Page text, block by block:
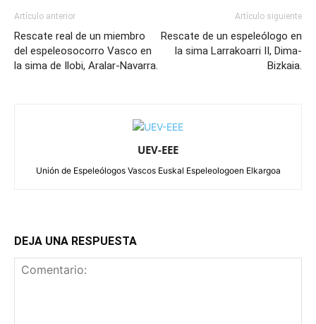
Artículo anterior
Rescate real de un miembro
del espeleosocorro Vasco en
la sima de Ilobi, Aralar-Navarra.
Artículo siguiente
Rescate de un espeleólogo en
la sima Larrakoarri II, Dima-
Bizkaia.
UEV-EEE
Unión de Espeleólogos Vascos Euskal Espeleologoen Elkargoa
DEJA UNA RESPUESTA